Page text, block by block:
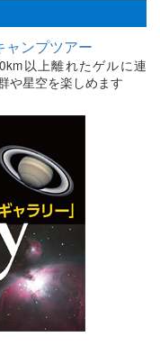
ャンプツアー
以上離れたゲルに連
や星空を楽しめます